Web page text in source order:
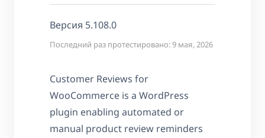
Версия 5.108.0
Последний раз протестировано: 9 мая, 2026
Customer Reviews for
WooCommerce is a WordPress
plugin enabling automated or
manual product review reminders